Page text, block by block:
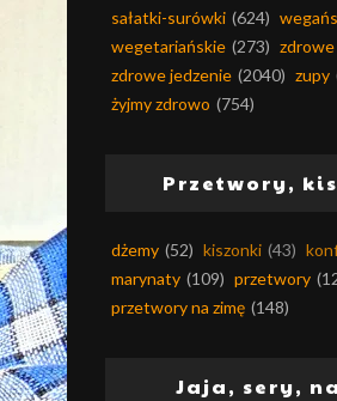
sałatki-surówki (624)
wegetariańskie (273)
zdrowe jedzenie (2040) zupy
żyjmy zdrowo (754)
Przetwory,
dżemy (52) kiszonki (43)
marynaty (109) przetwory
przetwory na zimę (148)
Jaja, sery,